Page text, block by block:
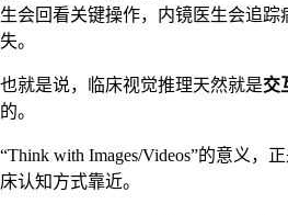
生会回看关键操作，内镜医生会追踪
失。
也就是说，临床视觉推理天然就是交
的。
“Think with Images/Videos”的意义，
床认知方式靠近。